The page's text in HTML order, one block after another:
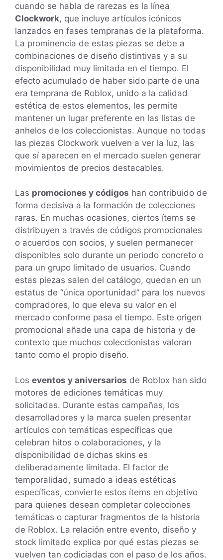
cuando se habla de rarezas es la línea
Clockwork, que incluye artículos icónicos
lanzados en fases tempranas de la plataforma.
La prominencia de estas piezas se debe a
combinaciones de diseño distintivas y a su
disponibilidad muy limitada en el tiempo. El
efecto acumulado de haber sido parte de una
era temprana de Roblox, unido a la calidad
estética de estos elementos, les permite
mantener un lugar preferente en las listas de
anhelos de los coleccionistas. Aunque no todas
las piezas Clockwork vuelven a ver la luz, las
que sí aparecen en el mercado suelen generar
movimientos de precios destacables.
Las promociones y códigos han contribuido de
forma decisiva a la formación de colecciones
raras. En muchas ocasiones, ciertos ítems se
distribuyen a través de códigos promocionales
o acuerdos con socios, y suelen permanecer
disponibles solo durante un periodo concreto o
para un grupo limitado de usuarios. Cuando
estas piezas salen del catálogo, quedan en un
estatus de “única oportunidad” para los nuevos
compradores, lo que eleva su valor en el
mercado conforme pasa el tiempo. Este origen
promocional añade una capa de historia y de
contexto que muchos coleccionistas valoran
tanto como el propio diseño.
Los eventos y aniversarios de Roblox han sido
motores de ediciones temáticas muy
solicitadas. Durante estas campañas, los
desarrolladores y la marca suelen presentar
artículos con temáticas específicas que
celebran hitos o colaboraciones, y la
disponibilidad de dichas skins es
deliberadamente limitada. El factor de
temporalidad, sumado a ideas estéticas
específicas, convierte estos ítems en objetivo
para quienes desean completar colecciones
temáticas o capturar fragmentos de la historia
de Roblox. La relación entre evento, diseño y
stock limitado explica por qué estas piezas se
vuelven tan codiciadas con el paso de los años.